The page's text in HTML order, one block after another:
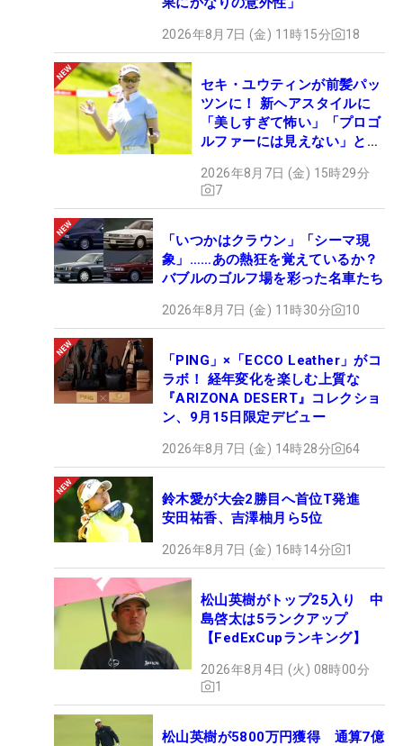
2026年8月7日 (金) 11時15分 18
セキ・ユウティンが前髪パッ
ツンに！ 新ヘアスタイルに
「美しすぎて怖い」「プロゴ
ルファーには見えない」とコ
2026年8月7日 (金) 15時29分
7
「いつかはクラウン」「シーマ現
象」……あの熱狂を覚えているか？
バブルのゴルフ場を彩った名車たち
2026年8月7日 (金) 11時30分 10
「PING」×「ECCO Leather」がコ
ラボ！ 経年変化を楽しむ上質な
『ARIZONA DESERT』コレクショ
ン、9月15日限定デビュー
2026年8月7日 (金) 14時28分 64
鈴木愛が大会2勝目へ首位T発進
安田祐香、吉澤柚月ら5位
2026年8月7日 (金) 16時14分 1
松山英樹がトップ25入り 中
島啓太は5ランクアップ
【FedExCupランキング】
2026年8月4日 (火) 08時00分
1
松山英樹が5800万円獲得 通算7億